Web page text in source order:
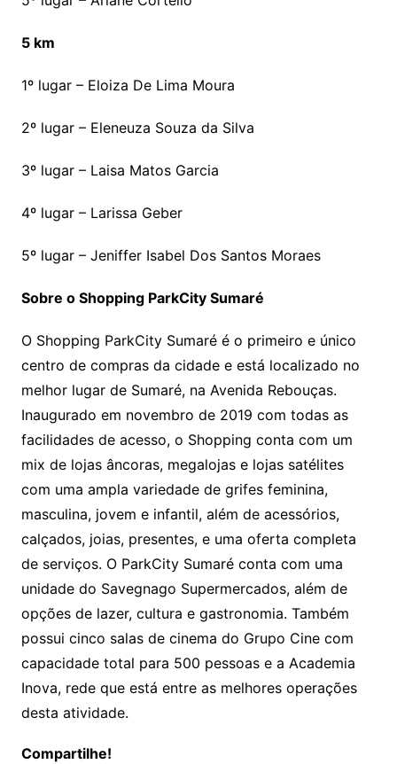
5 km
1º lugar – Eloiza De Lima Moura
2º lugar – Eleneuza Souza da Silva
3º lugar – Laisa Matos Garcia
4º lugar – Larissa Geber
5º lugar – Jeniffer Isabel Dos Santos Moraes
Sobre o Shopping ParkCity Sumaré
O Shopping ParkCity Sumaré é o primeiro e único
centro de compras da cidade e está localizado no
melhor lugar de Sumaré, na Avenida Rebouças.
Inaugurado em novembro de 2019 com todas as
facilidades de acesso, o Shopping conta com um
mix de lojas âncoras, megalojas e lojas satélites
com uma ampla variedade de grifes feminina,
masculina, jovem e infantil, além de acessórios,
calçados, joias, presentes, e uma oferta completa
de serviços. O ParkCity Sumaré conta com uma
unidade do Savegnago Supermercados, além de
opções de lazer, cultura e gastronomia. Também
possui cinco salas de cinema do Grupo Cine com
capacidade total para 500 pessoas e a Academia
Inova, rede que está entre as melhores operações
desta atividade.
Compartilhe!